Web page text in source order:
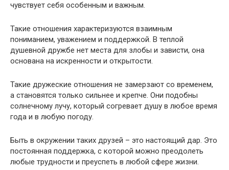
чувствует себя особенным и важным.
Такие отношения характеризуются взаимным
пониманием, уважением и поддержкой. В теплой
душевной дружбе нет места для злобы и зависти, она
основана на искренности и открытости.
Такие дружеские отношения не замерзают со временем,
а становятся только сильнее и крепче. Они подобны
солнечному лучу, который согревает душу в любое время
года и в любую погоду.
Быть в окружении таких друзей – это настоящий дар. Это
постоянная поддержка, с которой можно преодолеть
любые трудности и преуспеть в любой сфере жизни.